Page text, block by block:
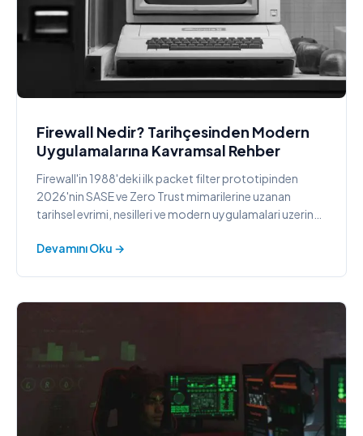
Firewall Nedir? Tarihçesinden Modern
Uygulamalarına Kavramsal Rehber
Firewall'in 1988'deki ilk packet filter prototipinden
2026'nin SASE ve Zero Trust mimarilerine uzanan
tarihsel evrimi, nesilleri ve modern uygulamalari uzerine
Devamını Oku →